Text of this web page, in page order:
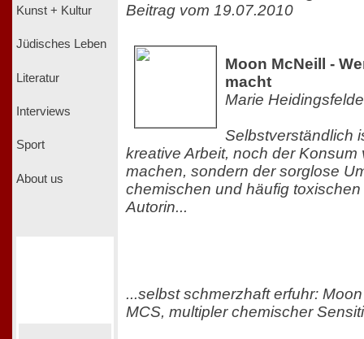
Kunst + Kultur
Jüdisches Leben
Literatur
Interviews
Sport
About us
Beitrag vom 19.07.2010
Moon McNeill -
macht
Marie
Selbstverständlich
kreative Arbeit, noch der
machen, sondern der sorglose
chemischen und häufig
Autorin...
...selbst schmerzhaft erfuhr:
MCS, multipler chemischer